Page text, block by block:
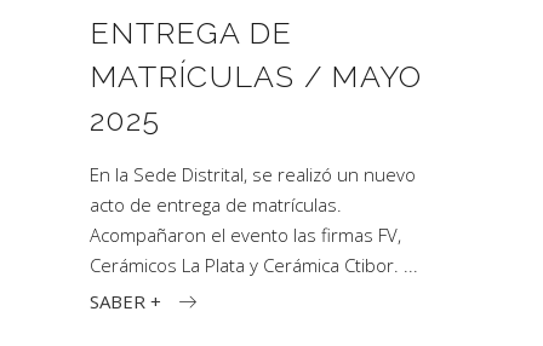
ENTREGA DE
MATRÍCULAS / MAYO
2025
En la Sede Distrital, se realizó un nuevo
acto de entrega de matrículas.
Acompañaron el evento las firmas FV,
Cerámicos La Plata y Cerámica Ctibor.
SABER +